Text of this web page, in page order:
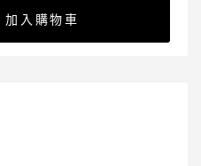
加入購物車